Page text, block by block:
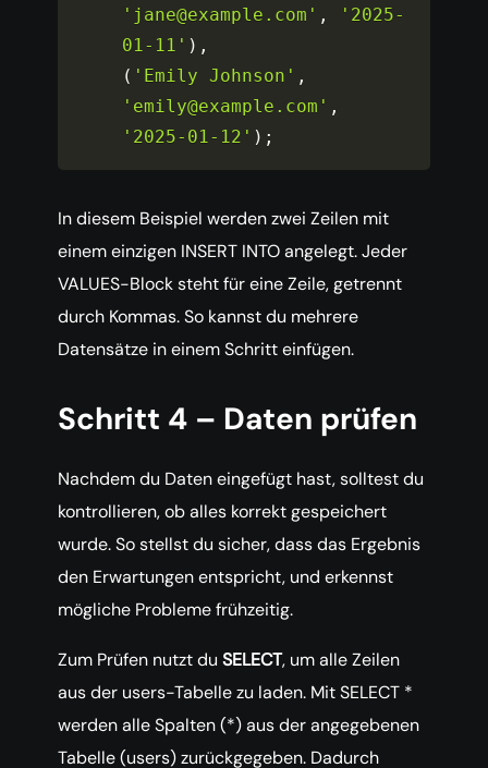
'jane@example.com' ,
'2025-
01-11' ) ,
( 'Emily Johnson' ,
'emily@example.com' ,
'2025-01-12' ) ;
In diesem Beispiel werden zwei Zeilen mit
einem einzigen INSERT INTO angelegt. Jeder
VALUES-Block steht für eine Zeile, getrennt
durch Kommas. So kannst du mehrere
Datensätze in einem Schritt einfügen.
Schritt 4 – Daten prüfen
Nachdem du Daten eingefügt hast, solltest du
kontrollieren, ob alles korrekt gespeichert
wurde. So stellst du sicher, dass das Ergebnis
den Erwartungen entspricht, und erkennst
mögliche Probleme frühzeitig.
Zum Prüfen nutzt du SELECT, um alle Zeilen
aus der users-Tabelle zu laden. Mit SELECT *
werden alle Spalten (*) aus der angegebenen
Tabelle (users) zurückgegeben. Dadurch